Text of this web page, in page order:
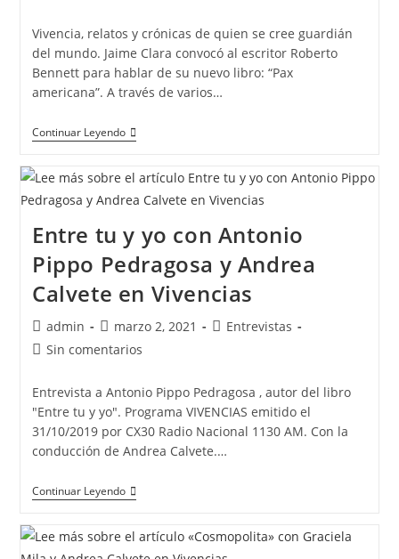
Vivencia, relatos y crónicas de quien se cree guardián
del mundo. Jaime Clara convocó al escritor Roberto
Bennett para hablar de su nuevo libro: “Pax
americana”. A través de varios…
Continuar Leyendo
Entre tu y yo con Antonio
Pippo Pedragosa y Andrea
Calvete en Vivencias
admin marzo 2, 2021
Entrevistas
Sin comentarios
Entrevista a Antonio Pippo Pedragosa , autor del libro
"Entre tu y yo". Programa VIVENCIAS emitido el
31/10/2019 por CX30 Radio Nacional 1130 AM. Con la
conducción de Andrea Calvete.…
Continuar Leyendo